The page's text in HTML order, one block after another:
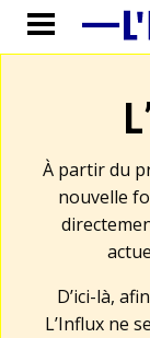
À partir du
nouvelle
D’ici-là,
L’Influx ne